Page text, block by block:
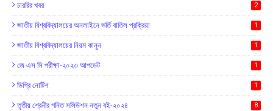
চাররির খবর 2
জাতীয় বিশ্ববিদ্যালয়ের অনলাইনে ভর্তি বাতিল প্রক্রিয়া 1
জাতীয় বিশ্ববিদ্যালয়ের নিয়ম কানুন 1
জে এস সি পরীক্ষা-২০২৩ আপডেট 1
ডিগ্রি নোটিশ 1
তৃতীয় শ্রেনীর গনিত সলিউশন নতুন বই-২০২৪ 8